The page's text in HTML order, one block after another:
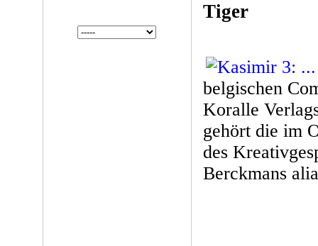
Tiger
belgischen
Koralle
gehört die im
des
Berckmans